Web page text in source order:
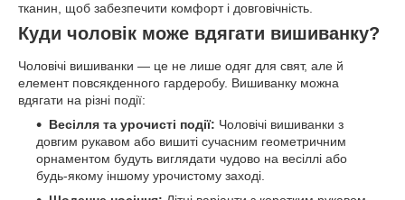
тканин, щоб забезпечити комфорт і довговічність.
Куди чоловік може вдягати вишиванку?
Чоловічі вишиванки — це не лише одяг для свят, але й
елемент повсякденного гардеробу. Вишиванку можна
вдягати на різні події:
Весілля та урочисті події: Чоловічі вишиванки з
довгим рукавом або вишиті сучасним геометричним
орнаментом будуть виглядати чудово на весіллі або
будь-якому іншому урочистому заході.